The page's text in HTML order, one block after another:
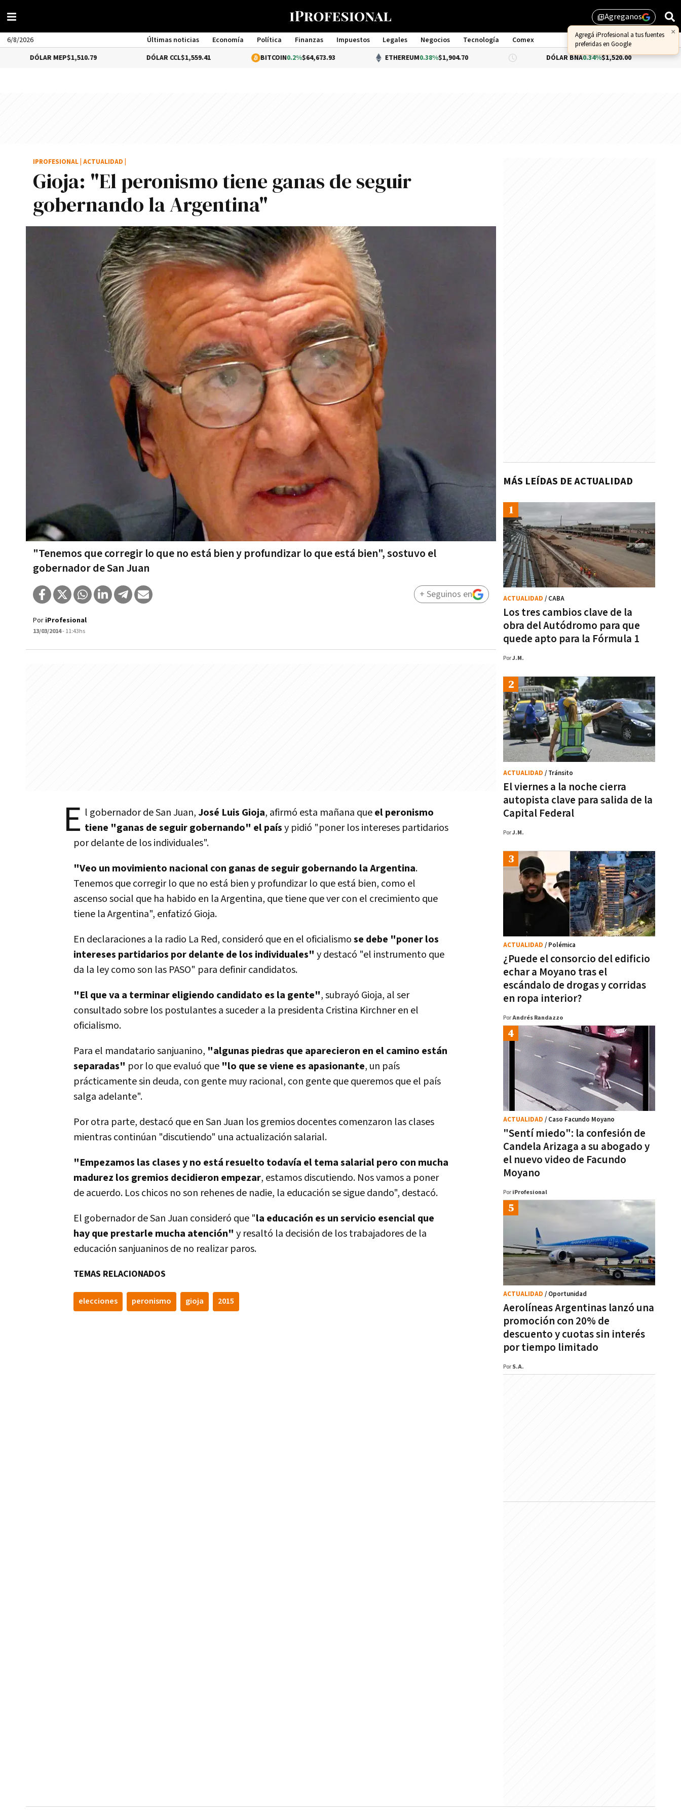
library_addAgreganos
6/8/2026 Últimas noticias Economía Política Finanzas Impuestos Legales Negocios Tecnología
Comex
Management
$1,510.79 $1,559.41 0.2%$64,673.93 ETHEREUM0.38%$1,904.70 DÓLAR BNA 0.34%$1,520.00 DÓLAR BLUE
Gioja: "El peronismo tiene ganas de seguir
gobernando la Argentina"
"Tenemos que corregir lo que no está bien y profundizar lo que está bien", sostuvo el
gobernador de San Juan
IPROFESIONAL ACTUALIDAD
Por iProfesional
13/03/2014- 11:43hs
+ Seguinos en
E l gobernador de San Juan,José Luis Gioja, afirmó esta mañana queel peronismo
tiene "ganas de seguir gobernando" el paísy pidió "poner los intereses partidarios
por delante de los individuales".
"Veo un movimiento nacional con ganas de seguir gobernando la Argentina.
Tenemos que corregir lo que no está bien y profundizar lo que está bien, como el
ascenso social que ha habido en la Argentina, que tiene que ver con el crecimiento que
tiene la Argentina", enfatizó Gioja.
En declaraciones a la radio La Red, consideró que en el oficialismose debe "poner los
intereses partidarios por delante de los individuales" y destacó "el instrumento que
da la ley como son las PASO" para definir candidatos.
"El que va a terminar eligiendo candidato es la gente", subrayó Gioja, al ser
consultado sobre los postulantes a suceder a la presidenta Cristina Kirchner en el
oficialismo.
Para el mandatario sanjuanino, "algunas piedras que aparecieron en el camino están
separadas" por lo que evaluó que "lo que se viene es apasionante, un país
prácticamente sin deuda, con gente muy racional, con gente que queremos que el país
salga adelante".
Por otra parte, destacó que en San Juan los gremios docentes comenzaron las clases
mientras continúan "discutiendo" una actualización salarial.
"Empezamos las clases y no está resuelto todavía el tema salarial pero con mucha
madurez los gremios decidieron empezar, estamos discutiendo. Nos vamos a poner
de acuerdo. Los chicos no son rehenes de nadie, la educación se sigue dando", destacó.
El gobernador de San Juan consideró que "la educación es un servicio esencial que
hay que prestarle mucha atención" y resaltó la decisión de los trabajadores de la
educación sanjuaninos de no realizar paros.
TEMAS RELACIONADOS
elecciones peronismo gioja 2015
MÁS LEÍDAS DE ACTUALIDAD
Los tres cambios clave de la
obra del Autódromo para que
quede apto para la Fórmula 1
ACTUALIDAD / CABA
PorJ.M.
El viernes a la noche cierra
autopista clave para salida de la
Capital Federal
ACTUALIDAD / Tránsito
PorJ.M.
¿Puede el consorcio del edificio
echar a Moyano tras el
escándalo de drogas y corridas
en ropa interior?
ACTUALIDAD / Polémica
PorAndrés Randazzo
"Sentí miedo": la confesión de
Candela Arizaga a su abogado y
el nuevo video de Facundo
Moyano
ACTUALIDAD / Caso Facundo Moyano
Por iProfesional
Aerolíneas Argentinas lanzó una
promoción con 20% de
descuento y cuotas sin interés
por tiempo limitado
ACTUALIDAD / Oportunidad
Por S.A.